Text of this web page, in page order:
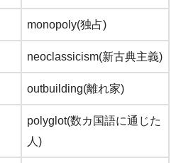
monopoly(独占)
neoclassicism(新古典主義)
outbuilding(離れ家)
polyglot(数カ国語に通じた
人)